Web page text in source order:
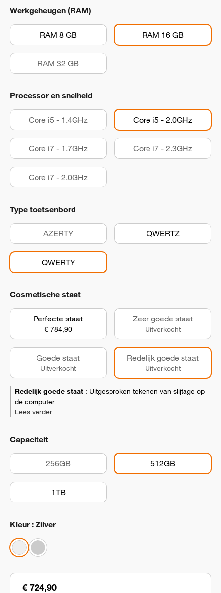
€ 724,90
Werkgeheugen (RAM)
RAM 8 GB RAM 16 GB
RAM 32 GB
Processor en snelheid
Core i5 - 1.4GHz Core i5 - 2.0GHz
Core i7 - 1.7GHz Core i7 - 2.3GHz
Core i7 - 2.0GHz
Type toetsenbord
AZERTY QWERTZ
QWERTY
Cosmetische staat
Perfecte staat
€ 784,90
Zeer goede staat
Uitverkocht
Goede staat
Uitverkocht
Redelijk goede staat
Uitverkocht
Redelijk goede staat : Uitgesproken tekenen van slijtage op
de computer
Lees verder
Capaciteit
256GB 512GB
1TB
Kleur : Zilver